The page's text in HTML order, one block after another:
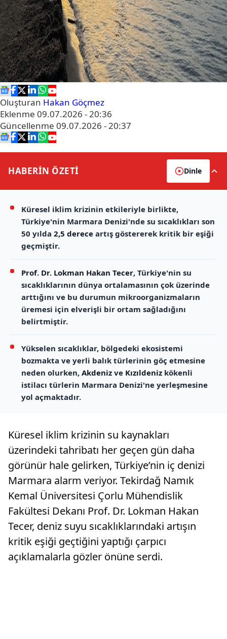
Oluşturan Hakan Göçmez
Eklenme 09.07.2026 - 20:36
Güncellenme 09.07.2026 - 20:37
HABERİN ÖZETİ Dinle
Küresel iklim krizinin etkileriyle birlikte,
Türkiye'nin Marmara Denizi'nde su sıcaklıkları son
50 yılda 2,5 derece artış göstererek kritik bir eşiği
geçmiştir.
Prof. Dr. Lokman Hakan Tecer, Türkiye'nin su
sıcaklıklarının dünya ortalamasının çok üzerinde
arttığını ve bu durumun mikroorganizmaların
üremesi için elverişli bir ortam sağladığını
belirtmiştir.
Yükselen sıcaklıklar, bölgedeki ekosistemi
bozmakta ve yerli balık türlerinin göç etmesine
neden olurken, Akdeniz ve Kızıldeniz kökenli
istilacı türlerin Marmara Denizi'ne yerleşmesine
yol açmaktadır.
Küresel iklim krizinin su kaynakları
üzerindeki tahribatı her geçen gün daha
görünür hale gelirken, Türkiye’nin iç denizi
Marmara alarm veriyor. Tekirdağ Namık
Kemal Üniversitesi Çorlu Mühendislik
Fakültesi Dekanı Prof. Dr. Lokman Hakan
Tecer, deniz suyu sıcaklıklarındaki artışın
kritik eşiği geçtiğini yaptığı çarpıcı
açıklamalarla gözler önüne serdi.